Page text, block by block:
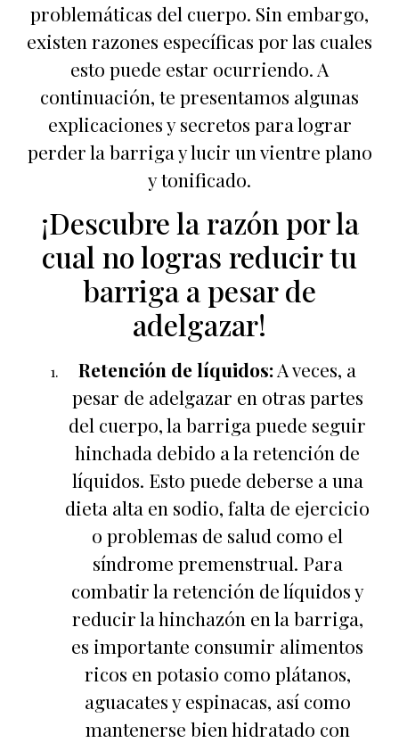
problemáticas del cuerpo. Sin embargo,
existen razones específicas por las cuales
esto puede estar ocurriendo. A
continuación, te presentamos algunas
explicaciones y secretos para lograr
perder la barriga y lucir un vientre plano
y tonificado.
¡Descubre la razón por la
cual no logras reducir tu
barriga a pesar de
adelgazar!
Retención de líquidos:A veces, a
pesar de adelgazar en otras partes
del cuerpo, la barriga puede seguir
hinchada debido a la retención de
líquidos. Esto puede deberse a una
dieta alta en sodio, falta de ejercicio
o problemas de salud como el
síndrome premenstrual. Para
combatir la retención de líquidos y
reducir la hinchazón en la barriga,
es importante consumir alimentos
ricos en potasio como plátanos,
aguacates y espinacas, así como
mantenerse bien hidratado con